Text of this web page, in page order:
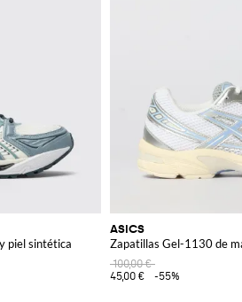
piel sintética
ASICS
Zapatillas Gel-1130 de
100,00 €
45,00 €
-55%